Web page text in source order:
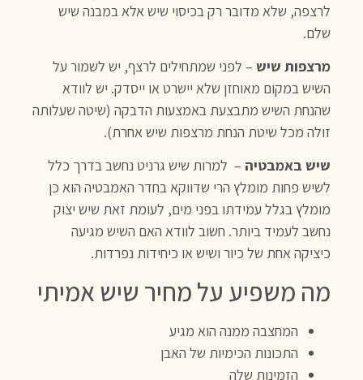
לרצפה, שלא מדובר רק בכיסוי שיש אלא במבנה שיש
שלם.
מרצפות שיש – לפני שמתחילים לרצף, יש לשמור על
השיש במקום מאוחזן שלא יישרט או ייסדק. יש לוודא
שהנחת השיש מתבצעת באמצעות הדבקה (שיטה שעלותה
זולה מכל שיטת הנחת מרצפות שיש אחרת).
שיש באמבטיה – למרות שיש גרניט נחשב בדרך כלל
לשיש פחות מומלץ הרי שדווקא בחדר האמבטיה הוא כן
מומלץ בגלל עמידתו בפני מים, לעומת זאת שיש יצוק
נחשב לעמיד ביותר. חשוב לוודא האם השיש מגיעה
כיציקה אחת של כיור ושיש או כיחידות נפרדות.
מה משפיע על מחיר שיש אמיתי
המחצבה ממנה הוא מגיע
התכונות הכימיות של האבן
הזמינות שלה